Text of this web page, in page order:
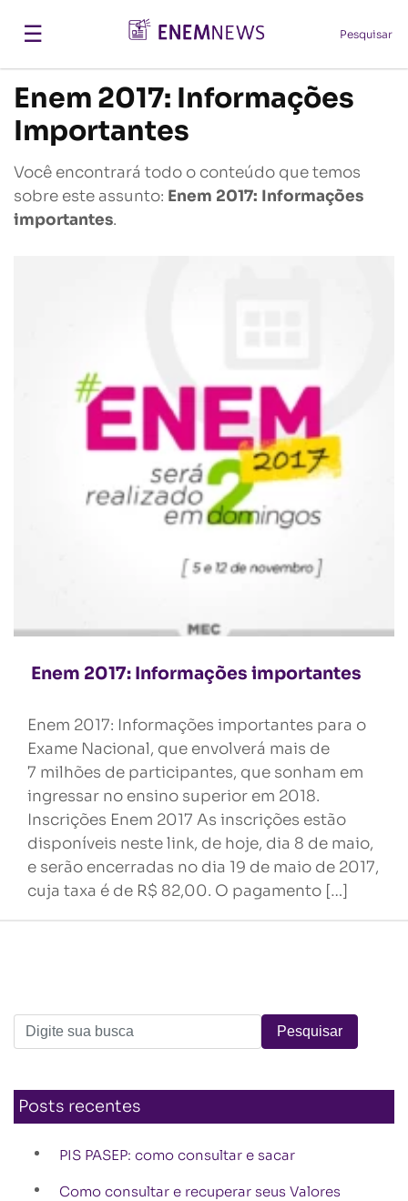
☰ Pesquisar
Enem 2017: Informações
Importantes
Você encontrará todo o conteúdo que temos
sobre este assunto: Enem 2017: Informações
importantes.
Enem 2017: Informações importantes
Enem 2017: Informações importantes para o
Exame Nacional, que envolverá mais de
7 milhões de participantes, que sonham em
ingressar no ensino superior em 2018.
Inscrições Enem 2017 As inscrições estão
disponíveis neste link, de hoje, dia 8 de maio,
e serão encerradas no dia 19 de maio de 2017,
cuja taxa é de R$ 82,00. O pagamento […]
Posts recentes
PIS PASEP: como consultar e sacar
Como consultar e recuperar seus Valores